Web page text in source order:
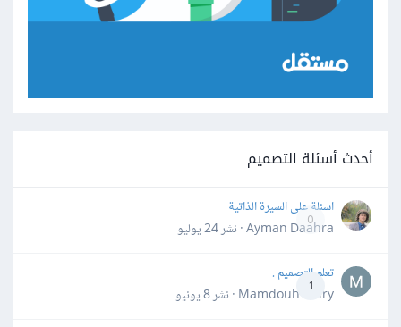
أحدث أسئلة التصميم
0
اسئلة على السيرة الذاتية
Ayman Daahra · نشر
24 يوليو
1
تعلم التصميم .
Mamdouh Khiry · نشر
8 يونيو